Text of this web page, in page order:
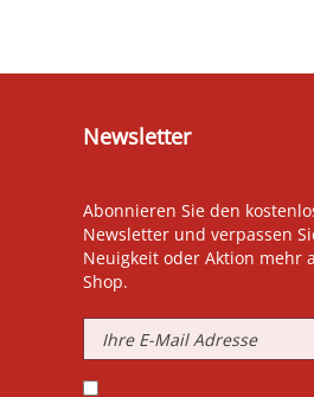
Newsletter
Abonnieren Sie den
Newsletter und verpassen
Neuigkeit oder Aktion mehr
Shop.